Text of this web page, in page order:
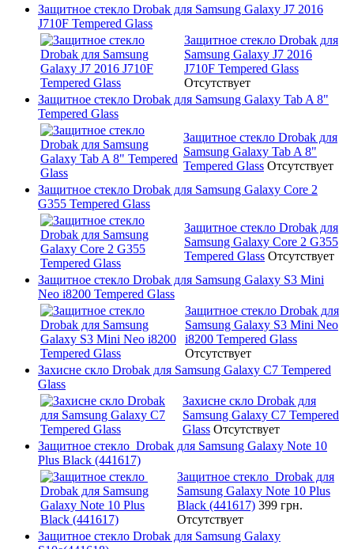
Защитное стекло Drobak для Samsung Galaxy J7 2016
J710F Tempered Glass
Защитное стекло Drobak для
Samsung Galaxy J7 2016
J710F Tempered Glass
Отсутствует
Защитное стекло Drobak для Samsung Galaxy Tab A 8"
Tempered Glass
Защитное стекло Drobak для
Samsung Galaxy Tab A 8"
Tempered Glass Отсутствует
Защитное стекло Drobak для Samsung Galaxy Core 2
G355 Tempered Glass
Защитное стекло Drobak для
Samsung Galaxy Core 2 G355
Tempered Glass Отсутствует
Защитное стекло Drobak для Samsung Galaxy S3 Mini
Neo i8200 Tempered Glass
Защитное стекло Drobak для
Samsung Galaxy S3 Mini Neo
i8200 Tempered Glass
Отсутствует
Захисне скло Drobak для Samsung Galaxy C7 Tempered
Glass
Захисне скло Drobak для
Samsung Galaxy C7 Tempered
Glass Отсутствует
Защитное стекло Drobak для Samsung Galaxy Note 10
Plus Black (441617)
Защитное стекло Drobak для
Samsung Galaxy Note 10 Plus
Black (441617) 399 грн.
Отсутствует
Защитное стекло Drobak для Samsung Galaxy